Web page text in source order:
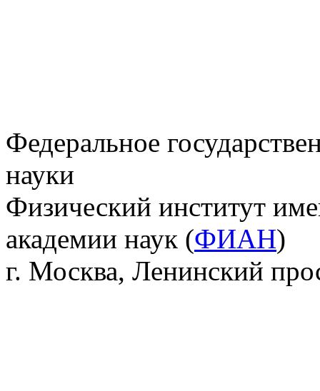
Федеральное
науки
Физический институт
академии наук (ФИАН)
г. Москва, Ленинский